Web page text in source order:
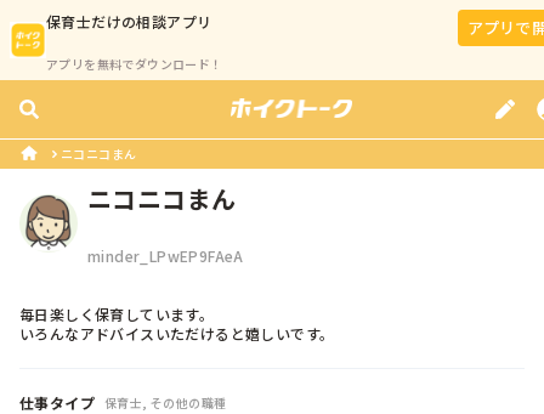
保育士だけの相談アプリ
アプリを無料でダウンロード！
アプリで
ニコニコまん
ニコニコまん
minder_LPwEP9FAeA
毎日楽しく保育しています。
いろんなアドバイスいただけると嬉しいです。
仕事タイプ 保育士, その他の職種